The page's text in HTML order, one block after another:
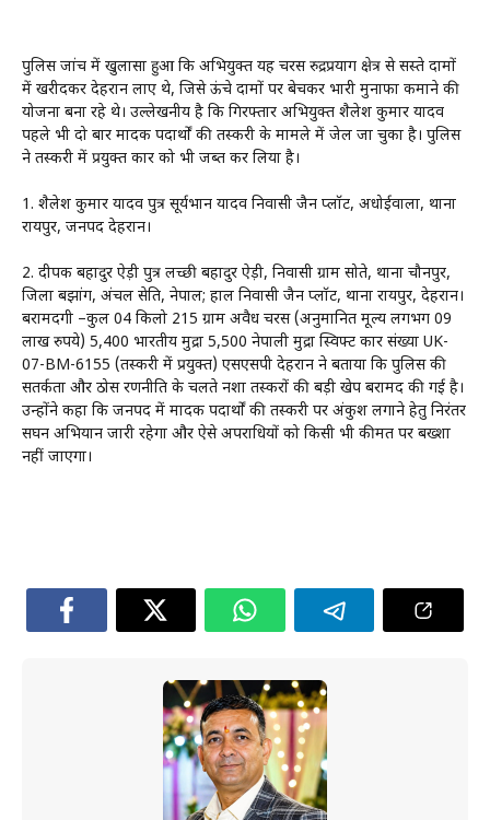
पुलिस जांच में खुलासा हुआ कि अभियुक्त यह चरस रुद्रप्रयाग क्षेत्र से सस्ते दामों
में खरीदकर देहरादून लाए थे, जिसे ऊंचे दामों पर बेचकर भारी मुनाफा कमाने की
योजना बना रहे थे। उल्लेखनीय है कि गिरफ्तार अभियुक्त शैलेश कुमार यादव
पहले भी दो बार मादक पदार्थों की तस्करी के मामले में जेल जा चुका है। पुलिस
ने तस्करी में प्रयुक्त कार को भी जब्त कर लिया है।
1. शैलेश कुमार यादव पुत्र सूर्यभान यादव निवासी जैन प्लॉट, अधोईवाला, थाना
रायपुर, जनपद देहरादून।
2. दीपक बहादुर ऐड़ी पुत्र लच्छी बहादुर ऐड़ी, निवासी ग्राम सोते, थाना चौनपुर,
जिला बझांग, अंचल सेति, नेपाल; हाल निवासी जैन प्लॉट, थाना रायपुर, देहरादून।
बरामदगी –कुल 04 किलो 215 ग्राम अवैध चरस (अनुमानित मूल्य लगभग 09
लाख रुपये) ₹5,400 भारतीय मुद्रा ₹5,500 नेपाली मुद्रा स्विफ्ट कार संख्या UK-
07-BM-6155 (तस्करी में प्रयुक्त) एसएसपी देहरादून ने बताया कि पुलिस की
सतर्कता और ठोस रणनीति के चलते नशा तस्करों की बड़ी खेप बरामद की गई है।
उन्होंने कहा कि जनपद में मादक पदार्थों की तस्करी पर अंकुश लगाने हेतु निरंतर
सघन अभियान जारी रहेगा और ऐसे अपराधियों को किसी भी कीमत पर बख्शा
नहीं जाएगा।